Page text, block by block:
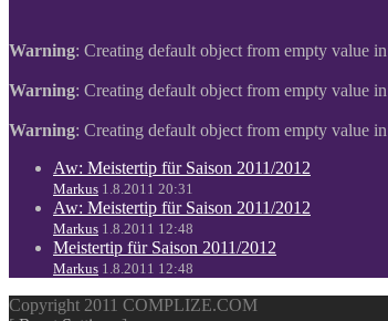
Warning: Creating default object from empty value in
Warning: Creating default object from empty value in
Warning: Creating default object from empty value in
Aw: Meistertip für Saison 2011/2012
Markus 1.8.2011 20:31
Aw: Meistertip für Saison 2011/2012
Markus 1.8.2011 12:48
Meistertip für Saison 2011/2012
Markus 1.8.2011 12:48
Copyright 2011 COMPLIZE.COM